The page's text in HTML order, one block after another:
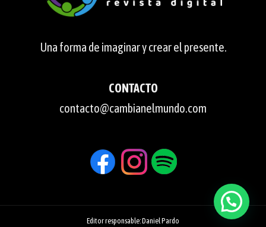
Una forma de imaginar y crear el presente.
CONTACTO
contacto@cambianelmundo.com
Editor responsable: Daniel Pardo